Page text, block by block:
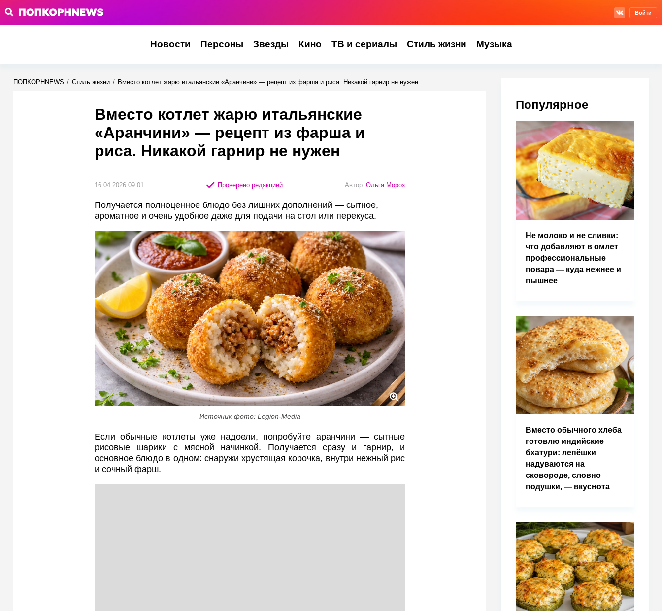
Войти
Новости Персоны Звезды Кино ТВ и сериалы Стиль жизни Музыка
ПОПКОРНNEWS / Стиль жизни / Вместо котлет жарю итальянские «Аранчини» — рецепт из фарша и риса. Никакой гарнир не нужен
Вместо котлет жарю итальянские
«Аранчини» — рецепт из фарша и
риса. Никакой гарнир не нужен
16.04.2026 09:01 Проверено редакцией Автор: Ольга Мороз
Получается полноценное блюдо без лишних дополнений — сытное,
ароматное и очень удобное даже для подачи на стол или перекуса.
Источник фото: Legion-Media
Если обычные котлеты уже надоели, попробуйте аранчини — сытные
рисовые шарики с мясной начинкой. Получается сразу и гарнир, и
основное блюдо в одном: снаружи хрустящая корочка, внутри нежный рис
и сочный фарш.
Популярное
Не молоко и не сливки:
что добавляют в омлет
профессиональные
повара — куда нежнее и
пышнее
Вместо обычного хлеба
готовлю индийские
бхатури: лепёшки
надуваются на
сковороде, словно
подушки, — вкуснота